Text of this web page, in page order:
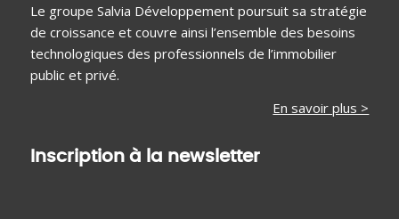
Le groupe Salvia Développement poursuit sa stratégie
de croissance et couvre ainsi l’ensemble des besoins
technologiques des professionnels de l’immobilier
public et privé.
En savoir plus >
Inscription à la newsletter